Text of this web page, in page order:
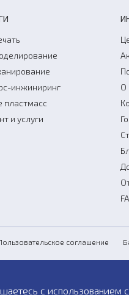
инжиниринг
пластмасс
и услуги
О
соглашение
с использованием